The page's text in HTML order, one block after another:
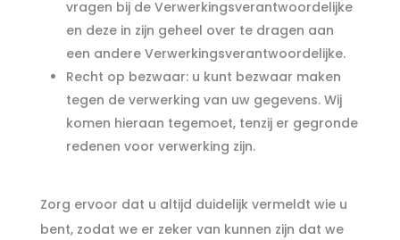
vragen bij de Verwerkingsverantwoordelijke
en deze in zijn geheel over te dragen aan
een andere Verwerkingsverantwoordelijke.
Recht op bezwaar: u kunt bezwaar maken
tegen de verwerking van uw gegevens. Wij
komen hieraan tegemoet, tenzij er gegronde
redenen voor verwerking zijn.
Zorg ervoor dat u altijd duidelijk vermeldt wie u
bent, zodat we er zeker van kunnen zijn dat we